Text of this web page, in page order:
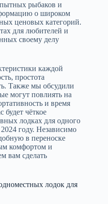
рыбаков и
о широком
ценовых категорий.
для любителей и
своему делу
каждой
простота
Также мы обсудили
могут повлиять на
и время
будет чёткое
лодках для одного
году. Независимо
в переноске
комфортом и
вам сделать
лодок для